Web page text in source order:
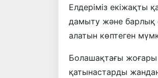
Елдеріміз
дамыту және барлық
алатын көптеген
Болашақтағы жоғары
қатынастарды